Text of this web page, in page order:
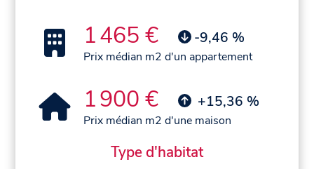
1 465 € -9,46 %
Prix médian m2 d'un appartement
1 900 € +15,36 %
Prix médian m2 d'une maison
Type d'habitat